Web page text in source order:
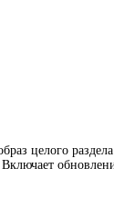
целого